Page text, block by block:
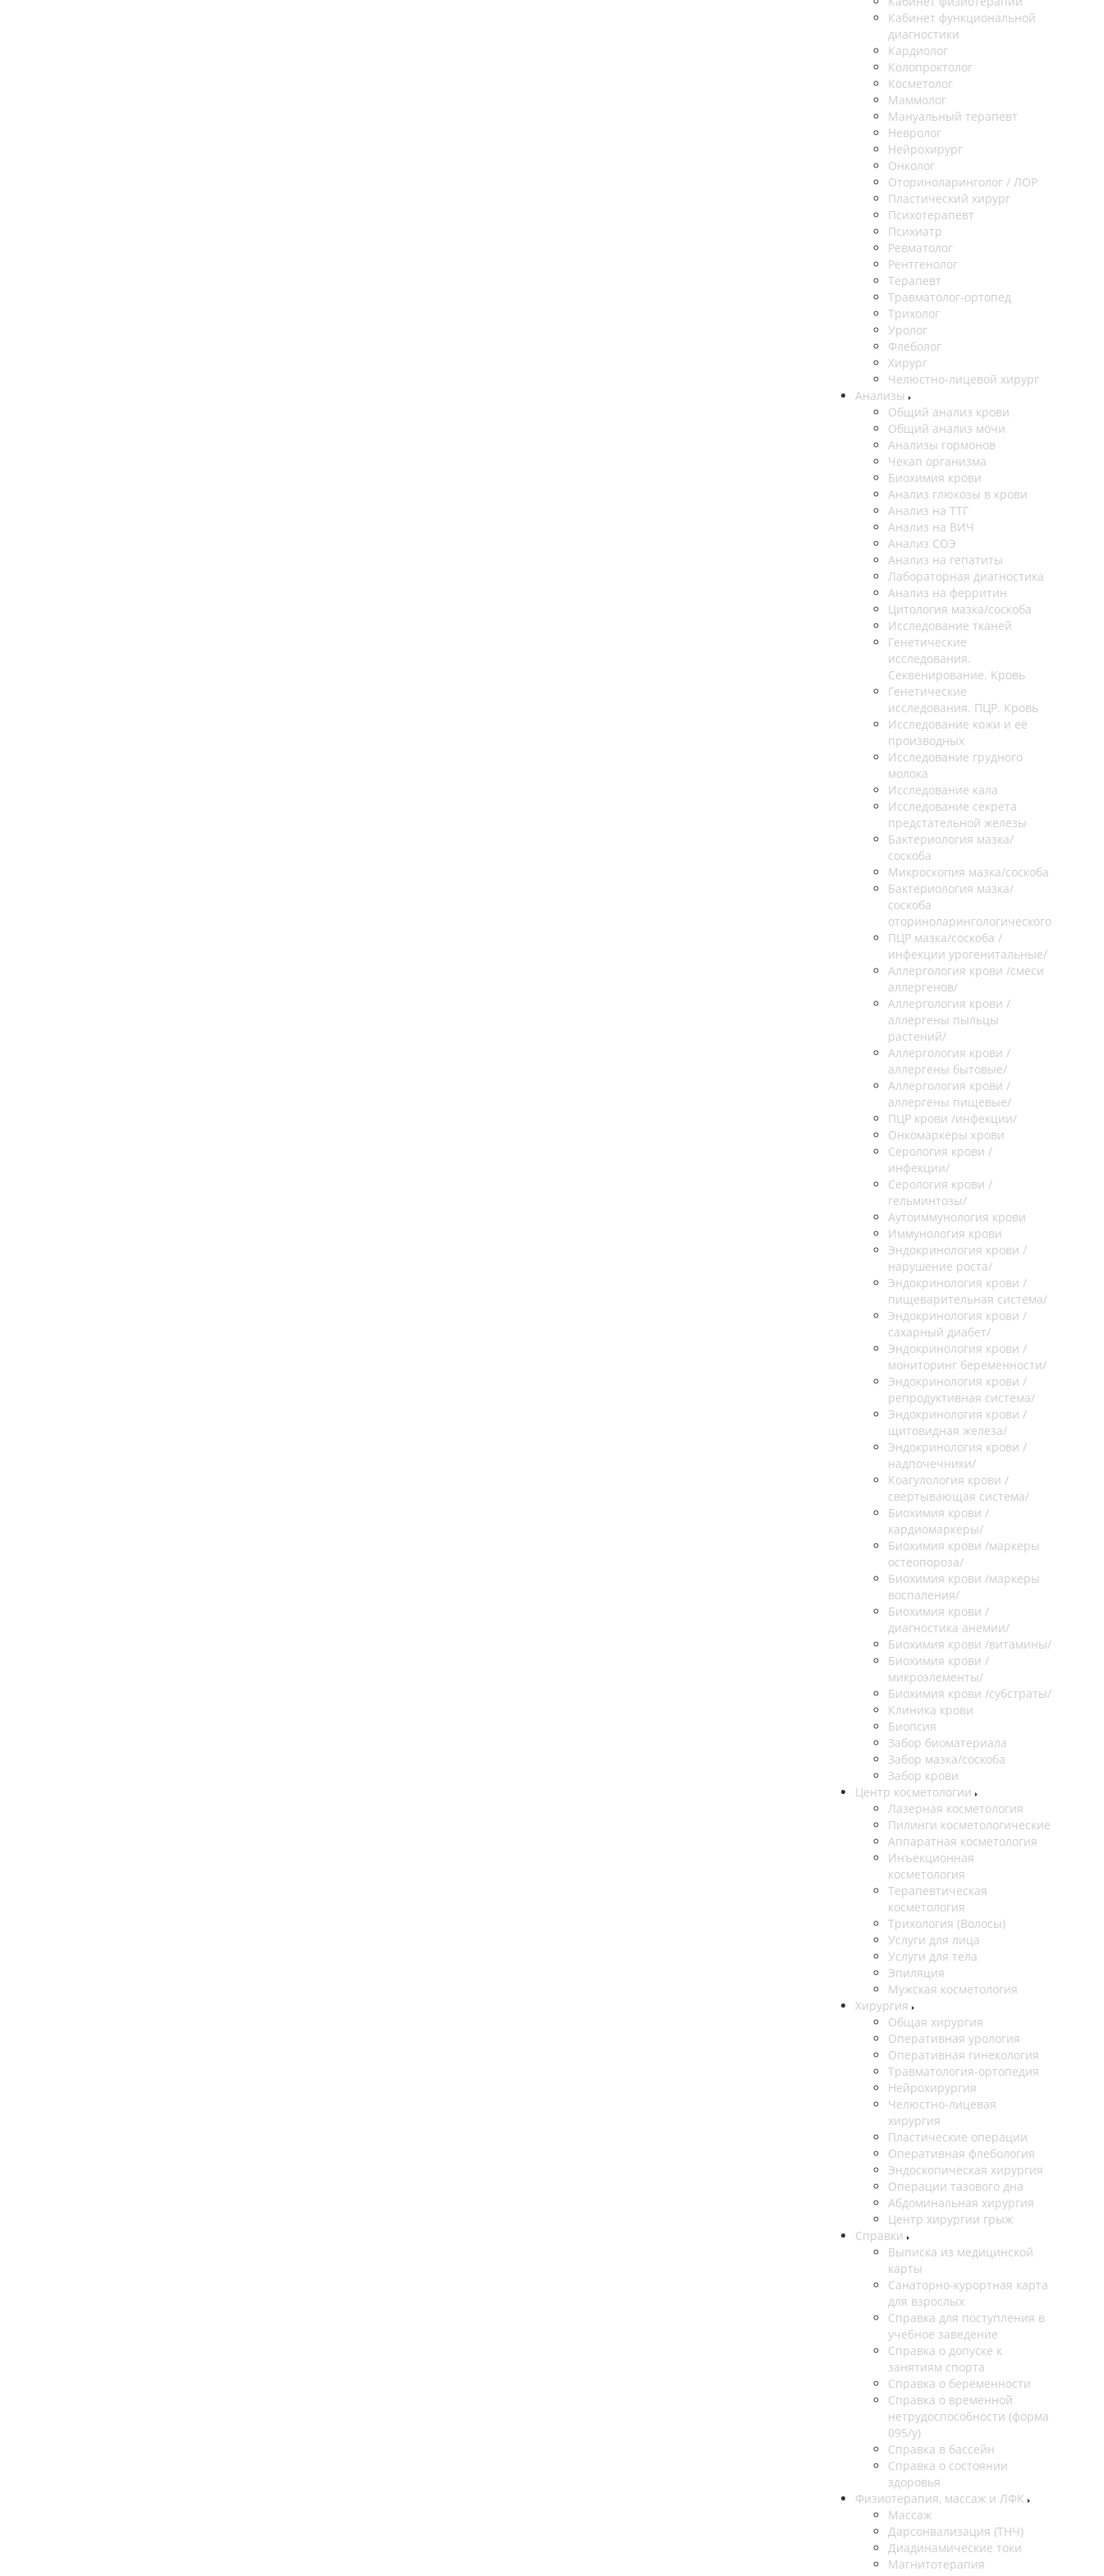
Кабинет функциональной
диагностики
Кардиолог
Колопроктолог
Косметолог
Маммолог
Мануальный терапевт
Невролог
Нейрохирург
Онколог
Оториноларинголог / ЛОР
Пластический хирург
Психотерапевт
Психиатр
Ревматолог
Рентгенолог
Терапевт
Травматолог-ортопед
Трихолог
Уролог
Флеболог
Хирург
Челюстно-лицевой хирург
Анализы
Общий анализ крови
Общий анализ мочи
Анализы гормонов
Чекап организма
Биохимия крови
Анализ глюкозы в крови
Анализ на ТТГ
Анализ на ВИЧ
Анализ СОЭ
Анализ на гепатиты
Лабораторная диагностика
Анализ на ферритин
Цитология мазка/соскоба
Исследование тканей
Генетические
исследования.
Секвенирование. Кровь
Генетические
исследования. ПЦР. Кровь
Исследование кожи и её
производных
Исследование грудного
молока
Исследование кала
Исследование секрета
предстательной железы
Бактериология мазка/
соскоба
Микроскопия мазка/соскоба
Бактериология мазка/
соскоба
оториноларингологического
ПЦР мазка/соскоба /
инфекции урогенитальные/
Аллергология крови /смеси
аллергенов/
Аллергология крови /
аллергены пыльцы
растений/
Аллергология крови /
аллергены бытовые/
Аллергология крови /
аллергены пищевые/
ПЦР крови /инфекции/
Онкомаркеры крови
Серология крови /
инфекции/
Серология крови /
гельминтозы/
Аутоиммунология крови
Иммунология крови
Эндокринология крови /
нарушение роста/
Эндокринология крови /
пищеварительная система/
Эндокринология крови /
сахарный диабет/
Эндокринология крови /
мониторинг беременности/
Эндокринология крови /
репродуктивная система/
Эндокринология крови /
щитовидная железа/
Эндокринология крови /
надпочечники/
Коагулология крови /
свертывающая система/
Биохимия крови /
кардиомаркеры/
Биохимия крови /маркеры
остеопороза/
Биохимия крови /маркеры
воспаления/
Биохимия крови /
диагностика анемии/
Биохимия крови /витамины/
Биохимия крови /
микроэлементы/
Биохимия крови /субстраты/
Клиника крови
Биопсия
Забор биоматериала
Забор мазка/соскоба
Забор крови
Центр косметологии
Лазерная косметология
Пилинги косметологические
Аппаратная косметология
Инъекционная
косметология
Терапевтическая
косметология
Трихология (Волосы)
Услуги для лица
Услуги для тела
Эпиляция
Мужская косметология
Хирургия
Общая хирургия
Оперативная урология
Оперативная гинекология
Травматология-ортопедия
Нейрохирургия
Челюстно-лицевая
хирургия
Пластические операции
Оперативная флебология
Эндоскопическая хирургия
Операции тазового дна
Абдоминальная хирургия
Центр хирургии грыж
Справки
Выписка из медицинской
карты
Санаторно-курортная карта
для взрослых
Справка для поступления в
учебное заведение
Справка о допуске к
занятиям спорта
Справка о беременности
Справка о временной
нетрудоспособности (форма
095/у)
Справка в бассейн
Справка о состоянии
здоровья
Физиотерапия, массаж и ЛФК
Массаж
Дарсонвализация (ТНЧ)
Диадинамические токи
Магнитотерапия